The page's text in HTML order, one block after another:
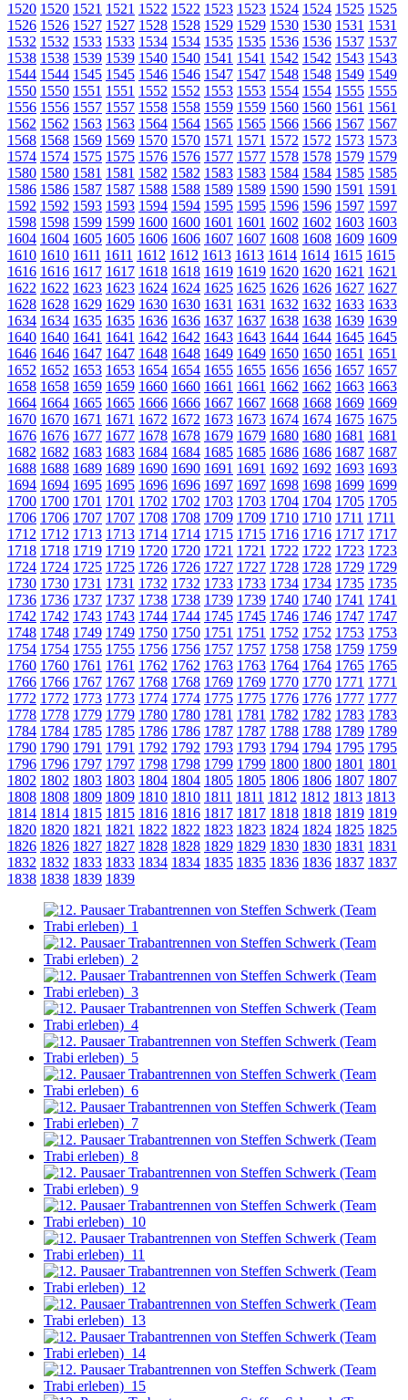
1520 1520 1521 1521 1522 1522 1523 1523 1524 1524 1525 1525
1526 1526 1527 1527 1528 1528 1529 1529 1530 1530 1531 1531
1532 1532 1533 1533 1534 1534 1535 1535 1536 1536 1537 1537
1538 1538 1539 1539 1540 1540 1541 1541 1542 1542 1543 1543
1544 1544 1545 1545 1546 1546 1547 1547 1548 1548 1549 1549
1550 1550 1551 1551 1552 1552 1553 1553 1554 1554 1555 1555
1556 1556 1557 1557 1558 1558 1559 1559 1560 1560 1561 1561
1562 1562 1563 1563 1564 1564 1565 1565 1566 1566 1567 1567
1568 1568 1569 1569 1570 1570 1571 1571 1572 1572 1573 1573
1574 1574 1575 1575 1576 1576 1577 1577 1578 1578 1579 1579
1580 1580 1581 1581 1582 1582 1583 1583 1584 1584 1585 1585
1586 1586 1587 1587 1588 1588 1589 1589 1590 1590 1591 1591
1592 1592 1593 1593 1594 1594 1595 1595 1596 1596 1597 1597
1598 1598 1599 1599 1600 1600 1601 1601 1602 1602 1603 1603
1604 1604 1605 1605 1606 1606 1607 1607 1608 1608 1609 1609
1610 1610 1611 1611 1612 1612 1613 1613 1614 1614 1615 1615
1616 1616 1617 1617 1618 1618 1619 1619 1620 1620 1621 1621
1622 1622 1623 1623 1624 1624 1625 1625 1626 1626 1627 1627
1628 1628 1629 1629 1630 1630 1631 1631 1632 1632 1633 1633
1634 1634 1635 1635 1636 1636 1637 1637 1638 1638 1639 1639
1640 1640 1641 1641 1642 1642 1643 1643 1644 1644 1645 1645
1646 1646 1647 1647 1648 1648 1649 1649 1650 1650 1651 1651
1652 1652 1653 1653 1654 1654 1655 1655 1656 1656 1657 1657
1658 1658 1659 1659 1660 1660 1661 1661 1662 1662 1663 1663
1664 1664 1665 1665 1666 1666 1667 1667 1668 1668 1669 1669
1670 1670 1671 1671 1672 1672 1673 1673 1674 1674 1675 1675
1676 1676 1677 1677 1678 1678 1679 1679 1680 1680 1681 1681
1682 1682 1683 1683 1684 1684 1685 1685 1686 1686 1687 1687
1688 1688 1689 1689 1690 1690 1691 1691 1692 1692 1693 1693
1694 1694 1695 1695 1696 1696 1697 1697 1698 1698 1699 1699
1700 1700 1701 1701 1702 1702 1703 1703 1704 1704 1705 1705
1706 1706 1707 1707 1708 1708 1709 1709 1710 1710 1711 1711
1712 1712 1713 1713 1714 1714 1715 1715 1716 1716 1717 1717
1718 1718 1719 1719 1720 1720 1721 1721 1722 1722 1723 1723
1724 1724 1725 1725 1726 1726 1727 1727 1728 1728 1729 1729
1730 1730 1731 1731 1732 1732 1733 1733 1734 1734 1735 1735
1736 1736 1737 1737 1738 1738 1739 1739 1740 1740 1741 1741
1742 1742 1743 1743 1744 1744 1745 1745 1746 1746 1747 1747
1748 1748 1749 1749 1750 1750 1751 1751 1752 1752 1753 1753
1754 1754 1755 1755 1756 1756 1757 1757 1758 1758 1759 1759
1760 1760 1761 1761 1762 1762 1763 1763 1764 1764 1765 1765
1766 1766 1767 1767 1768 1768 1769 1769 1770 1770 1771 1771
1772 1772 1773 1773 1774 1774 1775 1775 1776 1776 1777 1777
1778 1778 1779 1779 1780 1780 1781 1781 1782 1782 1783 1783
1784 1784 1785 1785 1786 1786 1787 1787 1788 1788 1789 1789
1790 1790 1791 1791 1792 1792 1793 1793 1794 1794 1795 1795
1796 1796 1797 1797 1798 1798 1799 1799 1800 1800 1801 1801
1802 1802 1803 1803 1804 1804 1805 1805 1806 1806 1807 1807
1808 1808 1809 1809 1810 1810 1811 1811 1812 1812 1813 1813
1814 1814 1815 1815 1816 1816 1817 1817 1818 1818 1819 1819
1820 1820 1821 1821 1822 1822 1823 1823 1824 1824 1825 1825
1826 1826 1827 1827 1828 1828 1829 1829 1830 1830 1831 1831
1832 1832 1833 1833 1834 1834 1835 1835 1836 1836 1837 1837
1838 1838 1839 1839